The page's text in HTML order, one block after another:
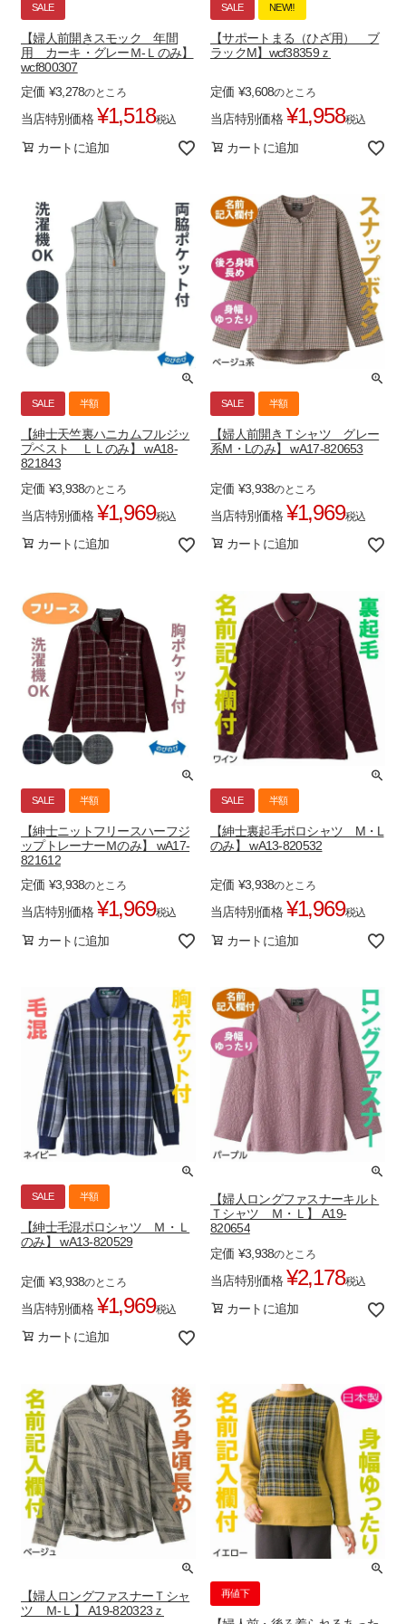
SALE
【婦人前開きスモック 年間
用 カーキ・グレーＭ-Ｌのみ】
wcf800307
定価 ¥3,278のところ
当店特別価格 ¥1,518税込
カートに追加
SALE NEW‼
【サポートまる（ひざ用） ブ
ラックM】wcf38359ｚ
定価 ¥3,608のところ
当店特別価格 ¥1,958税込
カートに追加
SALE 半額
【紳士天竺裏ハニカムフルジッ
プベスト ＬＬのみ】 wA18-
821843
定価 ¥3,938のところ
当店特別価格 ¥1,969税込
カートに追加
SALE 半額
【婦人前開きＴシャツ グレー
系M・Lのみ】 wA17-820653
定価 ¥3,938のところ
当店特別価格 ¥1,969税込
カートに追加
SALE 半額
【紳士ニットフリースハーフジ
ップトレーナーＭのみ】 wA17-
821612
定価 ¥3,938のところ
当店特別価格 ¥1,969税込
カートに追加
SALE 半額
【紳士裏起毛ポロシャツ M・L
のみ】 wA13-820532
定価 ¥3,938のところ
当店特別価格 ¥1,969税込
カートに追加
SALE 半額
【紳士毛混ポロシャツ Ｍ・Ｌ
のみ】 wA13-820529
定価 ¥3,938のところ
当店特別価格 ¥1,969税込
カートに追加
【婦人ロングファスナーキルト
Ｔシャツ Ｍ・Ｌ】 A19-
820654
定価 ¥3,938のところ
当店特別価格 ¥2,178税込
カートに追加
【婦人ロングファスナーＴシャ
ツ Ｍ-Ｌ】 A19-820323ｚ
再値下